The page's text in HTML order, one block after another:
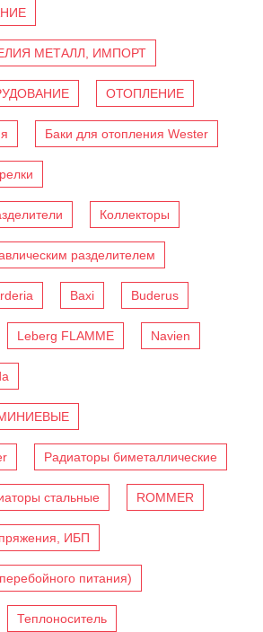
МЕТАЛЛ, ИМПОРТ
ОТОПЛЕНИЕ
Баки для отопления Wester
Коллекторы
разделителем
Baxi Buderus
Leberg FLAMME Navien
Радиаторы биметаллические
стальные ROMMER
ИБП
питания)
Теплоноситель